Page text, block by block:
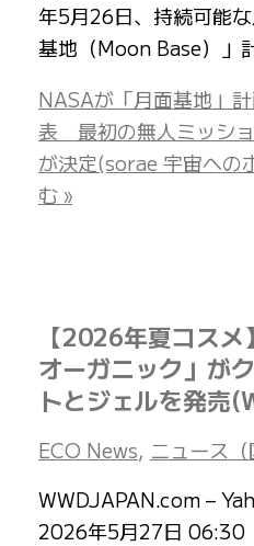
年5月26日、持続可能
基地（Moon Base）」
NASAが「月面基地」
表 最初の無人ミッシ
が決定(sorae 宇宙への
む »
【2026年夏コス
オーガニック」が
トとジェルを発売
ECO News, ニュース（
WWDJAPAN.com –
2026年5月27日 06:30